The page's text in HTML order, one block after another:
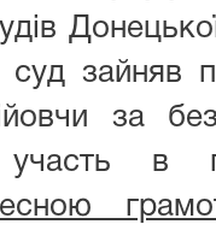
суд зайняв
за
участь в